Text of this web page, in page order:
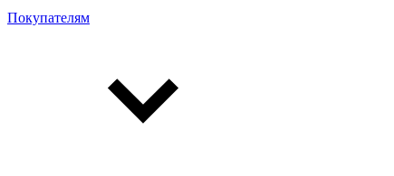
Покупателям